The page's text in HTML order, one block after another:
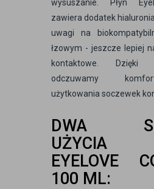
wysuszanie. Płyn
zawiera dodatek
uwagi na
łzowym - jeszcze lepiej
kontaktowe. Dzięki
odczuwamy
użytkowania soczewek
DWA
UŻYCIA
EYELOVE
100 ML: